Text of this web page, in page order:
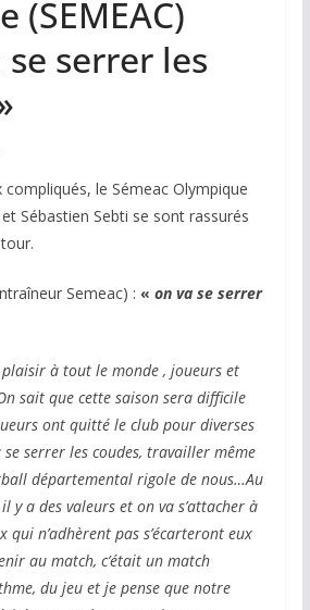
(SEMEAC)
se serrer les
compliqués, le Sémeac Olympique
Sébastien Sebti se sont rassurés
Semeac) : « on va se serrer
à tout le monde , joueurs et
sait que cette saison sera difficile
ont quitté le club pour diverses
serrer les coudes, travailler même
départemental rigole de nous…Au
y a des valeurs et on va s’attacher à
qui n’adhèrent pas s’écarteront eux
au match, c’était un match
du jeu et je pense que notre